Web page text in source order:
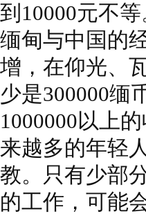
到10000元不
缅甸与中国的
增，在仰光、
少是300000缅
1000000以上
来越多的年轻
教。只有少部
的工作，可能